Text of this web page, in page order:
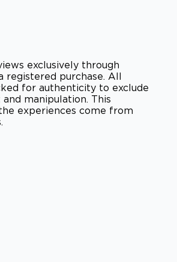
exclusively through
registered purchase. All
for authenticity to exclude
manipulation. This
experiences come from